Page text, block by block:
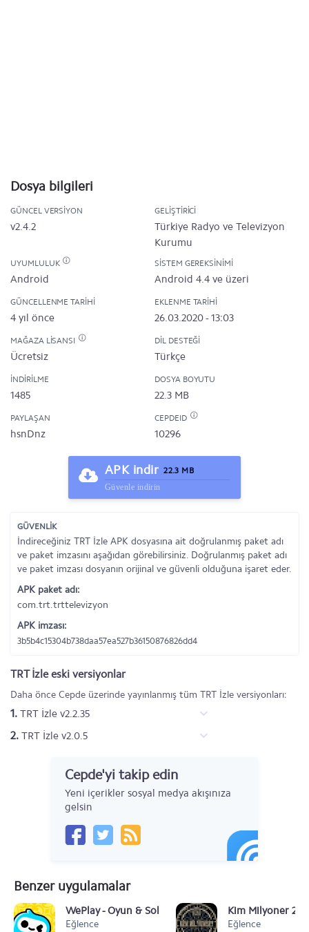
Dosya bilgileri
GÜNCEL VERSIYON
v2.4.2
GELIŞTIRICI
Türkiye Radyo ve Televizyon
Kurumu
UYUMLULUK
Android
SISTEM GEREKSINIMI
Android 4.4 ve üzeri
GÜNCELLENME TARIHI
4 yıl önce
EKLENME TARIHI
26.03.2020 - 13:03
MAĞAZA LISANSI
Ücretsiz
DIL DESTEĞI
Türkçe
İNDIRILME
1485
DOSYA BOYUTU
22.3 MB
PAYLAŞAN
hsnDnz
CEPDEID
10296
APK indir 22.3 MB
Güvenle indirin
GÜVENLİK
İndireceğiniz TRT İzle APK dosyasına ait doğrulanmış paket adı
ve paket imzasını aşağıdan görebilirsiniz. Doğrulanmış paket adı
ve paket imzası dosyanın orijinal ve güvenli olduğuna işaret eder.
APK paket adı:
com.trt.trttelevizyon
APK imzası:
3b5b4c15304b738daa57ea527b36150876826dd4
TRT İzle eski versiyonlar
Daha önce Cepde üzerinde yayınlanmış tüm TRT İzle versiyonları:
1. TRT İzle v2.2.35
2. TRT İzle v2.0.5
Cepde'yi takip edin
Yeni içerikler sosyal medya akışınıza
gelsin
Benzer uygulamalar
WePlay - Oyun & Sohbet
Eğlence
Kim Milyoner
Eğlence